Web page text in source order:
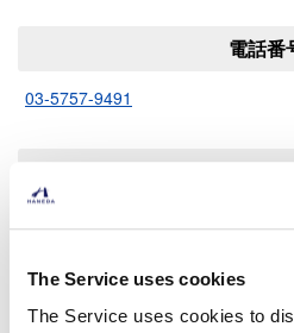
The Service uses cookies
The Service uses cookies to
電話番
03-5757-9491
Webサ
JAL PLAZA X公式